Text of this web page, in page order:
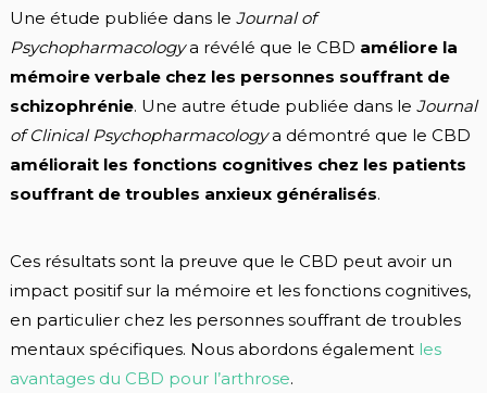
Une étude publiée dans le Journal of
Psychopharmacologya révélé que le CBD améliore la
mémoire verbale chez les personnes souffrant de
schizophrénie. Une autre étude publiée dans le Journal
of Clinical Psychopharmacologya démontré que le CBD
améliorait les fonctions cognitives chez les patients
souffrant de troubles anxieux généralisés.
Ces résultats sont la preuve que le CBD peut avoir un
impact positif sur la mémoire et les fonctions cognitives,
en particulier chez les personnes souffrant de troubles
mentaux spécifiques. Nous abordons également les
avantages du CBD pour l’arthrose.